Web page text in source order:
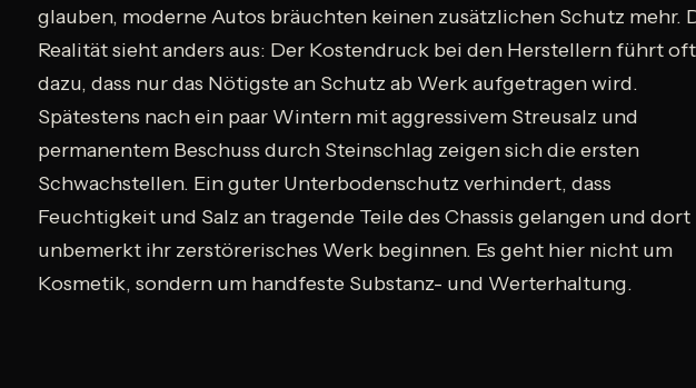
glauben, moderne Autos bräuchten keinen zusätzlichen Schutz mehr.
Realität sieht anders aus: Der Kostendruck bei den Herstellern führt oft
dazu, dass nur das Nötigste an Schutz ab Werk aufgetragen wird.
Spätestens nach ein paar Wintern mit aggressivem Streusalz und
permanentem Beschuss durch Steinschlag zeigen sich die ersten
Schwachstellen. Ein guter Unterbodenschutz verhindert, dass
Feuchtigkeit und Salz an tragende Teile des Chassis gelangen und dort
unbemerkt ihr zerstörerisches Werk beginnen. Es geht hier nicht um
Kosmetik, sondern um handfeste Substanz- und Werterhaltung.